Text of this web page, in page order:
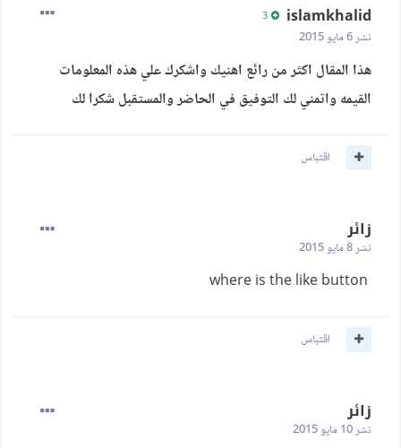
islamkhalid
نشر6 مايو 2015
هذا المقال اكثر من رائع اهنيك واشكرك علي هذه المعلومات
القيمه واتمني لك التوفيق في الحاضر والمستقبل شكرا لك
اقتباس
زائر
نشر8 مايو 2015
اقتباس
زائر
نشر10 مايو 2015